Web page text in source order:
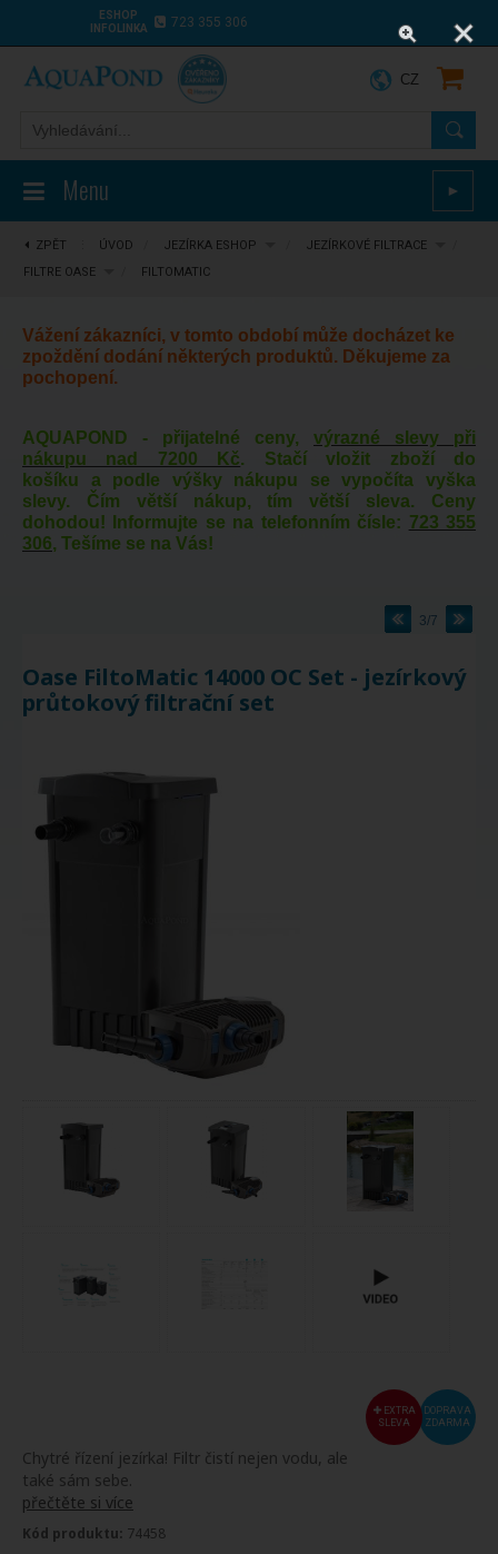
ESHOP
INFOLINKA
723 355 306
Menu ►
CZ
ZPĚT ÚVOD JEZÍRKA ESHOP JEZÍRKOVÉ FILTRACE
FILTRE OASE
FILTOMATIC
Vážení zákazníci, v tomto období může docházet ke
zpoždění dodání některých produktů. Děkujeme za
pochopení.
AQUAPOND - přijatelné ceny, výrazné slevy při
nákupu nad 7200 Kč. Stačí vložit zboží do
košíku a podle výšky nákupu se vypočíta vyška
slevy. Čím větší nákup, tím větší sleva. Ceny
dohodou! Informujte se na telefonním čísle: 723 355
306, Tešíme se na Vás!
3/7
Oase FiltoMatic 14000 OC Set - jezírkový
průtokový filtrační set
DOPRAVA
ZDARMA
EXTRA
SLEVA
Chytré řízení jezírka! Filtr čistí nejen vodu, ale
také sám sebe.
přečtěte si více
Kód produktu: 74458